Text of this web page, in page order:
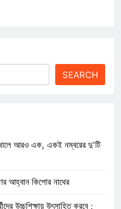
SEARCH
আরও এক, একই নম্বরের দু’টি
আহ্বান কিশোর নাথের
উচ্চশিক্ষায় উৎসাহিত করবে :